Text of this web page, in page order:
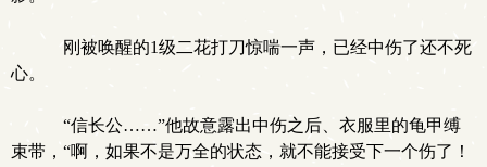
刚被唤醒的1级二花打刀惊喘一声，已经中伤了还不死
心。
“信长公……”他故意露出中伤之后、衣服里的龟甲缚
束带，“啊，如果不是万全的状态，就不能接受下一个伤了！